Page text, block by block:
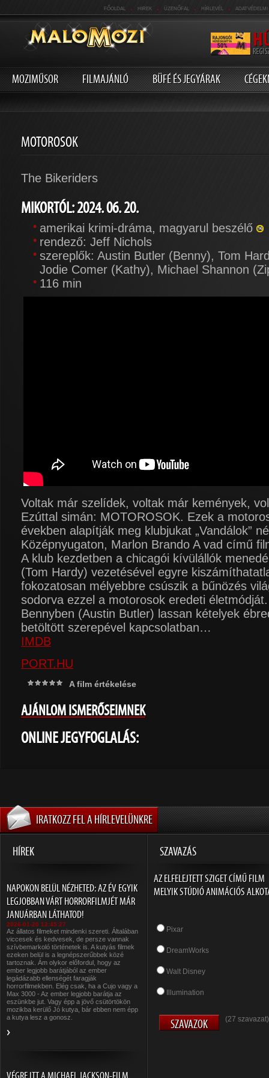
FŐOLDAL . HIREK . ÜZENŐFAL . HÍRLEVÉL . ADATVÉDELMI
MOZIMŰSOR FILMAJÁNLÓ BÜFÉ ÉS JEGYÁRAK
MOTOROSOK
The Bikeriders
MIKORTÓL: 2024. 06. 20.
amerikai krimi-dráma, magyarul beszélő
rendező: Jeff Nichols
szereplők: Austin Butler (Benny), Tom
Jodie Comer (Kathy), Michael Shannon
116 min
Voltak már szelídek, voltak már kemények,
Ezúttal simán: MOTOROSOK. Ezek a
években alapítják meg klubjukat „Vandálok”
Középnyugaton, Marlon Brando A vad című
A klub kezdetben a chicagói kívülállók
(Tom Hardy) vezetésével egyre
fokozatosan mélyebbre csúszik a bűnözés
sodorva ezzel a motorosok eredeti
Bennyben (Austin Butler) lassan kételyek
betöltött szerepével kapcsolatban…
IMDB
PORT.HU
A film értékelése
AJÁNLOM ISMERŐSEIMNEK
ONLINE JEGYFOGLALÁS:
IRATKOZZ FEL A HÍRLEVELÜNKRE
HÍREK SZAVAZÁS
NAPOKON BELÜL NÉZHETED: AZ ÉV EGYIK
LEGJOBBAN VÁRT HORRORFILMJÉT MÁR
JANUÁRBAN LÁTHATOD!
2026-01-20 12:45:27
Az állatos filmeket mindenki szereti. Általában
viccesek és kedvesek, de persze vannak
szívbemarkoló történetek is. A kutyás filmek
ezeken belül is a legnépszerűbbek közé
tartoznak. Ám olykor előfordul, hogy az
ember legjobb barátjából az ember
legádázabb ellenségét faragják
horrorfilmekben. Elég csak, ha a Cujo vagy a
Max 3000 - Az ember legjobb barátja az
eszünkbe jut. Vagy épp a jövő csütörtökön
mozikba kerülő Jó kutya, bár ebben nem épp
a kutya lesz a gonosz.
AZ ELFELEJTETT SZIGET CÍMŰ FILM
MELYIK STÚDIÓ ANIMÁCIÓS
Pixar
DreamWorks
Walt Disney
Illumination
(27 szavazat)